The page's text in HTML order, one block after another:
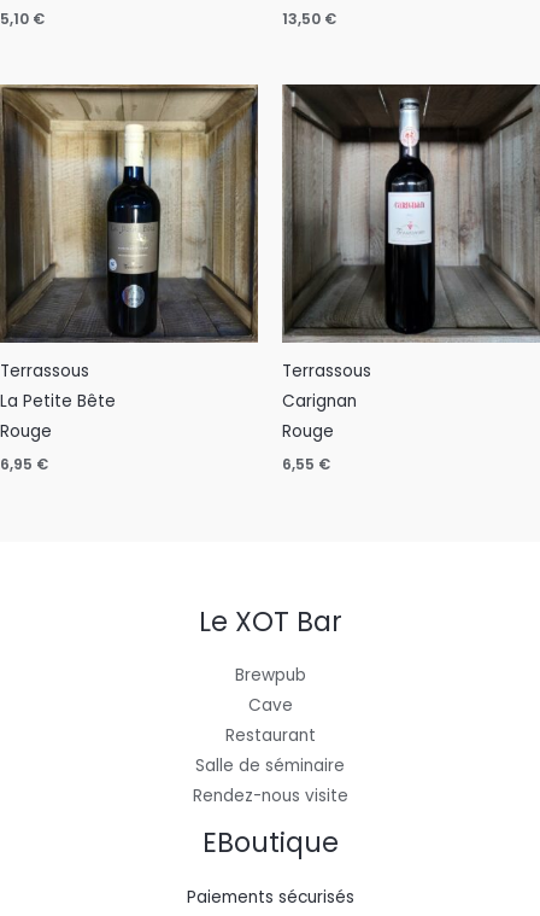
5,10 € 13,50 €
Terrassous
La Petite Bête
Rouge
6,95 €
Terrassous
Carignan
Rouge
6,55 €
Le XOT Bar
Brewpub
Cave
Restaurant
Salle de séminaire
Rendez-nous visite
EBoutique
Paiements sécurisés